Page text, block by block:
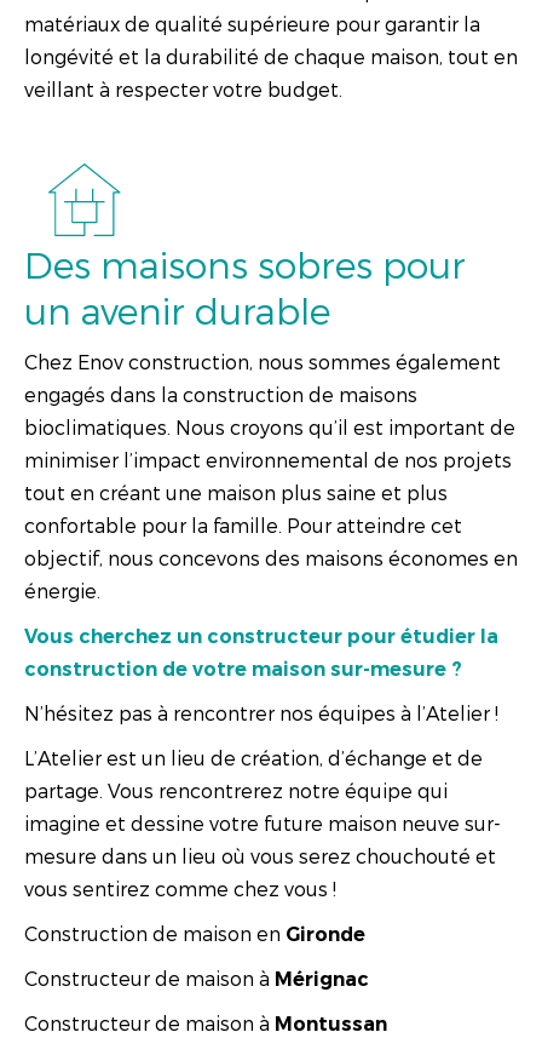
matériaux de qualité supérieure pour garantir la
longévité et la durabilité de chaque maison, tout en
veillant à respecter votre budget.
Des maisons sobres pour
un avenir durable
Chez Enov construction, nous sommes également
engagés dans la construction de maisons
bioclimatiques. Nous croyons qu’il est important de
minimiser l’impact environnemental de nos projets
tout en créant une maison plus saine et plus
confortable pour la famille. Pour atteindre cet
objectif, nous concevons des maisons économes en
énergie.
Vous cherchez un constructeur pour étudier la
construction de votre maison sur-mesure ?
N’hésitez pas à rencontrer nos équipes à l’Atelier !
L’Atelier est un lieu de création, d’échange et de
partage. Vous rencontrerez notre équipe qui
imagine et dessine votre future maison neuve sur-
mesure dans un lieu où vous serez chouchouté et
vous sentirez comme chez vous !
Construction de maison en Gironde
Constructeur de maison à Mérignac
Constructeur de maison à Montussan